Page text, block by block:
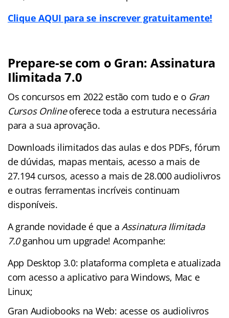
Clique AQUI para se inscrever gratuitamente!
Prepare-se com o Gran: Assinatura
Ilimitada 7.0
Os concursos em 2022 estão com tudo e o Gran
Cursos Onlineoferece toda a estrutura necessária
para a sua aprovação.
Downloads ilimitados das aulas e dos PDFs, fórum
de dúvidas, mapas mentais, acesso a mais de
27.194 cursos, acesso a mais de 28.000 audiolivros
e outras ferramentas incríveis continuam
disponíveis.
A grande novidade é que a Assinatura Ilimitada
7.0ganhou um upgrade! Acompanhe:
App Desktop 3.0: plataforma completa e atualizada
com acesso a aplicativo para Windows, Mac e
Linux;
Gran Audiobooks na Web: acesse os audiolivros